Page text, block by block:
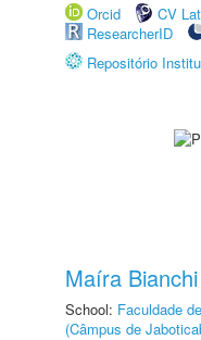
Orcid
CV
ResearcherID
Repositório
Maíra
School: Faculdade
(Câmpus de